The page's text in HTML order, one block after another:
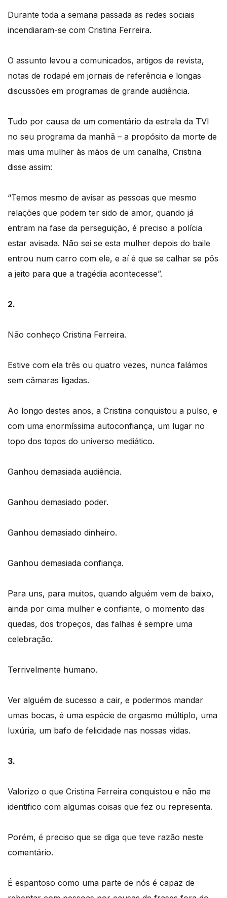
Durante toda a semana passada as redes sociais
incendiaram-se com Cristina Ferreira.
O assunto levou a comunicados, artigos de revista,
notas de rodapé em jornais de referência e longas
discussões em programas de grande audiência.
Tudo por causa de um comentário da estrela da TVI
no seu programa da manhã – a propósito da morte de
mais uma mulher às mãos de um canalha, Cristina
disse assim:
“Temos mesmo de avisar as pessoas que mesmo
relações que podem ter sido de amor, quando já
entram na fase da perseguição, é preciso a polícia
estar avisada. Não sei se esta mulher depois do baile
entrou num carro com ele, e aí é que se calhar se pôs
a jeito para que a tragédia acontecesse”.
2.
Não conheço Cristina Ferreira.
Estive com ela três ou quatro vezes, nunca falámos
sem câmaras ligadas.
Ao longo destes anos, a Cristina conquistou a pulso, e
com uma enormíssima autoconfiança, um lugar no
topo dos topos do universo mediático.
Ganhou demasiada audiência.
Ganhou demasiado poder.
Ganhou demasiado dinheiro.
Ganhou demasiada confiança.
Para uns, para muitos, quando alguém vem de baixo,
ainda por cima mulher e confiante, o momento das
quedas, dos tropeços, das falhas é sempre uma
celebração.
Terrivelmente humano.
Ver alguém de sucesso a cair, e podermos mandar
umas bocas, é uma espécie de orgasmo múltiplo, uma
luxúria, um bafo de felicidade nas nossas vidas.
3.
Valorizo o que Cristina Ferreira conquistou e não me
identifico com algumas coisas que fez ou representa.
Porém, é preciso que se diga que teve razão neste
comentário.
É espantoso como uma parte de nós é capaz de